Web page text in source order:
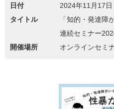
日付
2024年11月17日
タイトル
「知的・発達障
連続セミナー
開催場所
オンラインセミ